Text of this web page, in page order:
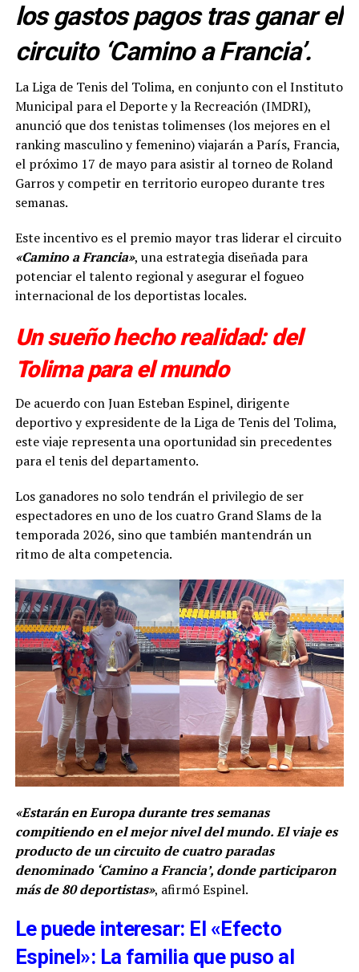
los gastos pagos tras ganar el
circuito ‘Camino a Francia’.
La Liga de Tenis del Tolima, en conjunto con el Instituto
Municipal para el Deporte y la Recreación (IMDRI),
anunció que dos tenistas tolimenses (los mejores en el
ranking masculino y femenino) viajarán a París, Francia,
el próximo 17 de mayo para asistir al torneo de Roland
Garros y competir en territorio europeo durante tres
semanas.
Este incentivo es el premio mayor tras liderar el circuito
«Camino a Francia», una estrategia diseñada para
potenciar el talento regional y asegurar el fogueo
internacional de los deportistas locales.
Un sueño hecho realidad: del
Tolima para el mundo
De acuerdo con Juan Esteban Espinel, dirigente
deportivo y expresidente de la Liga de Tenis del Tolima,
este viaje representa una oportunidad sin precedentes
para el tenis del departamento.
Los ganadores no solo tendrán el privilegio de ser
espectadores en uno de los cuatro Grand Slams de la
temporada 2026, sino que también mantendrán un
ritmo de alta competencia.
«Estarán en Europa durante tres semanas
compitiendo en el mejor nivel del mundo. El viaje es
producto de un circuito de cuatro paradas
denominado ‘Camino a Francia’, donde participaron
más de 80 deportistas», afirmó Espinel.
Le puede interesar: El «Efecto
Espinel»: La familia que puso al